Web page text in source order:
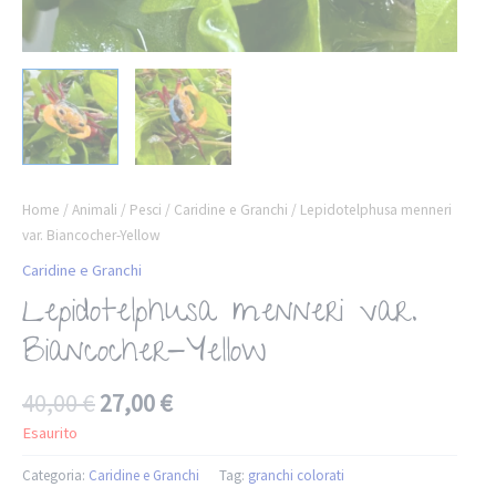
Home /Animali / Pesci / Caridine e Granchi / Lepidotelphusa menneri
var. Biancocher-Yellow
Caridine e Granchi
Lepidotelphusa menneri var.
Biancocher-Yellow
40,00€27,00€
Esaurito
Categoria: Caridine e Granchi Tag: granchi colorati